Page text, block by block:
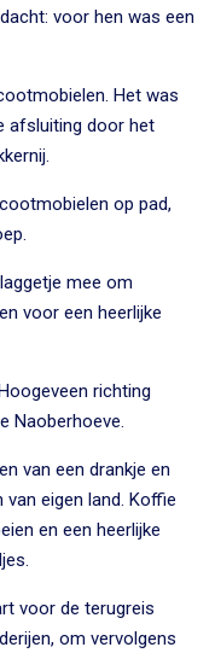
voor hen was een
Het was
afsluiting door het
op pad,
mee om
voor een heerlijke
richting
Naoberhoeve.
van een drankje en
eigen land. Koffie
en een heerlijke
voor de terugreis
om vervolgens